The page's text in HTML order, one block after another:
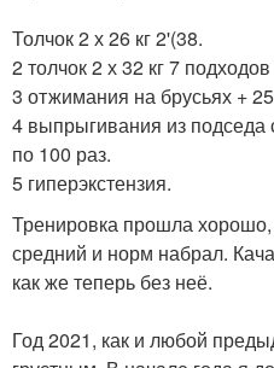
Толчок 2 х 26 кг 2'(38.
2 толчок 2 х 32 кг 7
3 отжимания на брусьях +
4 выпрыгивания из подседа
по 100 раз.
5 гиперэкстензия.
Тренировка прошла
средний и норм набрал.
как же теперь без неё.
Год 2021, как и любой